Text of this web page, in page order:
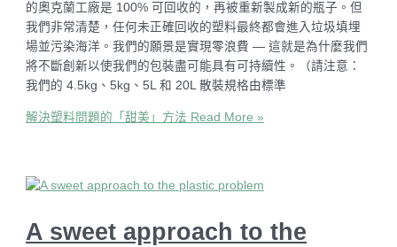
的奧克蘭工廠是 100% 可回收的，再被重新製成新的瓶子。但
我們非常清楚，任何未正確回收的塑料最終都會進入垃圾填埋
場並污染海洋。我們的願景是實現零浪費 — 這就是為什麼我們
將不斷創新以使我們的包裝盡可能具有可持續性。（請注意：
我們的 4.5kg、5kg、5L 和 20L 散裝規格由標準
解決塑料問題的「甜美」方法 Read More »
A sweet approach to the